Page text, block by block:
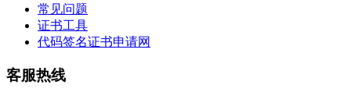
常见问题
证书工具
代码签名证书申请网
客服热线